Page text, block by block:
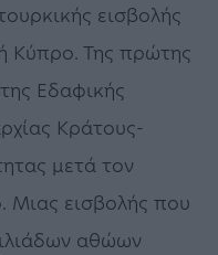
εισβολής
Κύπρο. Της πρώτης
Εδαφικής
Κράτους-
μετά τον
Μιας εισβολής που
αθώων